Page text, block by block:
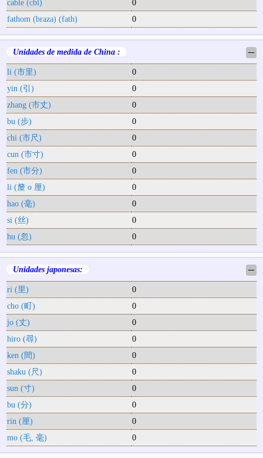
cable (cbl)
0
fathom (braza) (fath)
0
Unidades de medida de China : ─
li (市里)
0
yin (引)
0
zhang (市丈)
0
bu (步)
0
chi (市尺)
0
cun (市寸)
0
fen (市分)
0
li (釐 o 厘)
0
hao (毫)
0
si (丝)
0
hu (忽)
0
Unidades japonesas: ─
ri (里)
0
cho (町)
0
jo (丈)
0
hiro (尋)
0
ken (間)
0
shaku (尺)
0
sun (寸)
0
bu (分)
0
rin (厘)
0
mo (毛, 毫)
0